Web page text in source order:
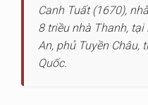
Canh Tuất (1670),
8 triều nhà Thanh,
An, phủ Tuyền Châu,
Quốc.